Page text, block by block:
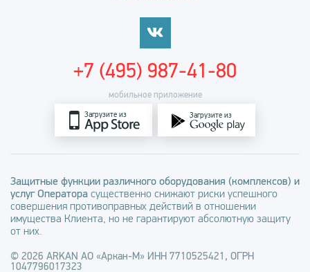
мобильное приложение
Загрузите из Загрузите из
+7 (495) 987-41-80
Защитные функции различного оборудования (комплексов) и
услуг Оператора существенно снижают риски успешного
совершения противоправных действий в отношении
имущества Клиента, но не гарантируют абсолютную защиту
от них.
© 2026 ARKAN АО «Аркан-М» ИНН 7710525421, ОГРН
1047796017323